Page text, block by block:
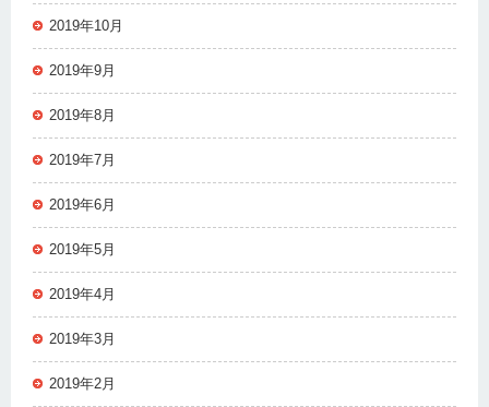
2019年10月
2019年9月
2019年8月
2019年7月
2019年6月
2019年5月
2019年4月
2019年3月
2019年2月